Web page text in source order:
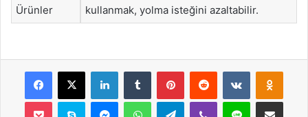
Ürünler
kullanmak, yolma isteğini azaltabilir.
Facebook
X LinkedInTumblr PinterestReddit VKontakte
Pocket Skype MessengerWhatsAppTelegramViber Line E-Posta ile